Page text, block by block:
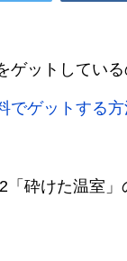
ゲットしている
でゲットする方
砕けた温室」